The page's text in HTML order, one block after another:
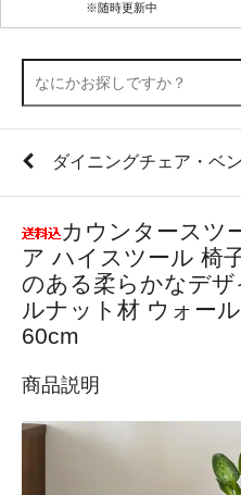
※随時更新中
ダイニングチェア・ベ
カウンタースツ
ア ハイスツール 椅
のある柔らかなデ
ルナット材 ウォー
60cm
商品説明